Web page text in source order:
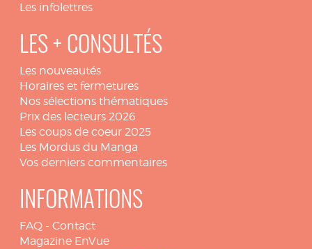
Les infolettres
LES + CONSULTÉS
Les nouveautés
Horaires et fermetures
Nos sélections thématiques
Prix des lecteurs 2026
Les coups de coeur 2025
Les Mordus du Manga
Vos derniers commentaires
INFORMATIONS
FAQ - Contact
Magazine EnVue